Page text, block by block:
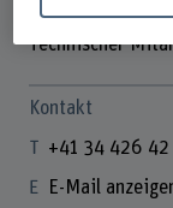
Urs Nyfeler
Technischer
Kontakt
+41 34 426 42
E-Mail